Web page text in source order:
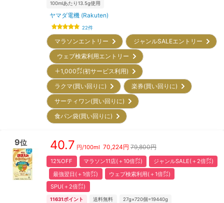
100mlあたり13.5g使用
ヤマダ電機 (Rakuten)
22件
マラソンエントリー
ジャンルSALEエントリー
ウェブ検索利用エントリー
＋1,000㌽(初サービス利用)
ラクマ(買い回りに)
楽券(買い回りに)
サーティワン(買い回りに)
食パン袋(買い回りに)
9位 40.7 円/100ml 70,224円 79,800円
12%OFF マラソン11店(＋10倍㌽)
ジャンルSALE(＋2倍㌽)
最強翌日(＋1倍㌽)
ウェブ検索利用(＋1倍㌽)
SPU(＋2倍㌽)
11631ポイント 送料無料 27g×720個=19440g